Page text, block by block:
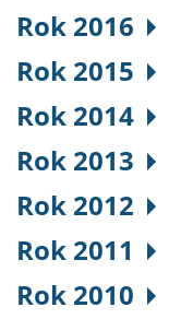
Rok 2016
Rok 2015
Rok 2014
Rok 2013
Rok 2012
Rok 2011
Rok 2010